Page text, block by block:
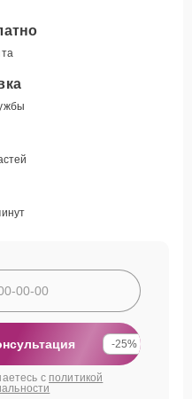
-25%
с политикой